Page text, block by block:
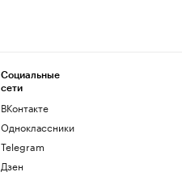
Социальные
сети
ВКонтакте
Одноклассники
Telegram
Дзен